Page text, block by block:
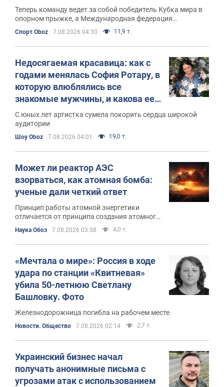
встрече с россиянами на подиуме
и новом лидере
Теперь команду ведет за собой победитель Кубка мира в
опорном прыжке, а Международная федерация
гимнастики после возвращения всех прав РФ придумала
наказание за протесты
Спорт Oboz 7.08.2026 04:30 11,9 т.
Недосягаемая красавица: как с
годами менялась София Ротару, в
которую влюблялись все
знакомые мужчины, и какова ее
настоящая фамилия
С юных лет артистка сумела покорить сердца широкой
аудитории
Шоу Oboz 7.08.2026 04:01 19,0 т.
Может ли реактор АЭС
взорваться, как атомная бомба:
ученые дали четкий ответ
Принцип работы атомной энергетики
отличается от принципа создания атомного
Наука Обоз 7.08.2026 03:58 4,0 т.
«Мечтала о мире»: Россия в ходе
удара по станции «Квитневая»
убила 50-летнюю Светлану
Башловку. Фото
Железнодорожница погибла на рабочем месте
Новости. Общество 7.08.2026 02:14 2,7 т.
Украинский бизнес начал
получать анонимные письма с
угрозами атак с использованием